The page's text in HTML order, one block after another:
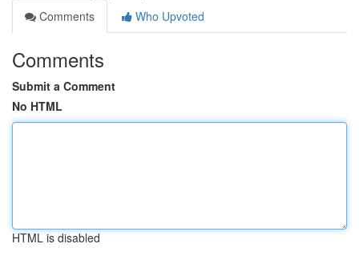
Comments
Who Upvoted
Comments
Submit a Comment
No HTML
HTML is disabled